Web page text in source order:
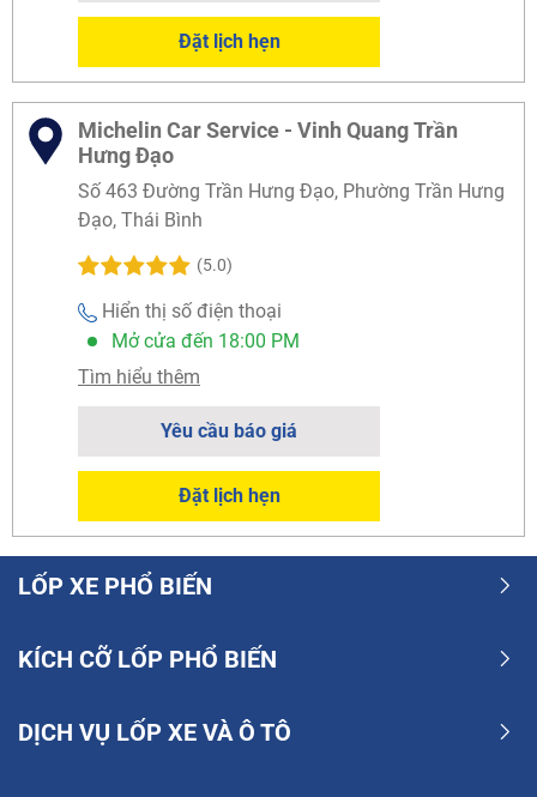
Đặt lịch hẹn
Michelin Car Service - Vinh Quang Trần
Hưng Đạo
Số 463 Đường Trần Hưng Đạo, Phường Trần Hưng
Đạo, Thái Bình
(5.0)
Hiển thị số điện thoại
Mở cửa đến 18:00 PM
Tìm hiểu thêm
Yêu cầu báo giá
Đặt lịch hẹn
LỐP XE PHỔ BIẾN
KÍCH CỠ LỐP PHỔ BIẾN
DỊCH VỤ LỐP XE VÀ Ô TÔ